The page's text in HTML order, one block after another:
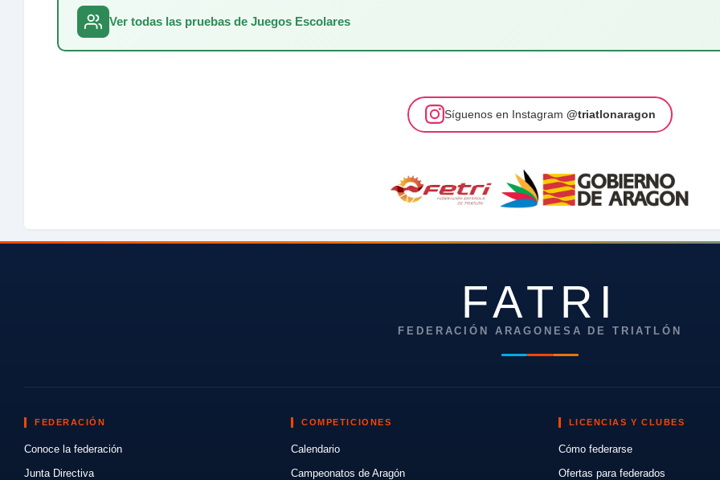
Ver todas las pruebas de Juegos Escolares
Síguenos en Instagram @triatlonaragon
FATRI
FEDERACIÓN ARAGONESA DE TRIATLÓN
FEDERACIÓN
Conoce la federación
Junta Directiva
COMPETICIONES
Calendario
Campeonatos de Aragón
LICENCIAS Y CLUBES
Cómo federarse
Ofertas para federados